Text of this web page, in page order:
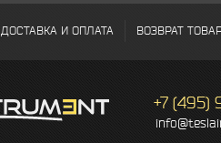
ДОСТАВКА И ОПЛАТА ВОЗВРАТ
+7 (495)